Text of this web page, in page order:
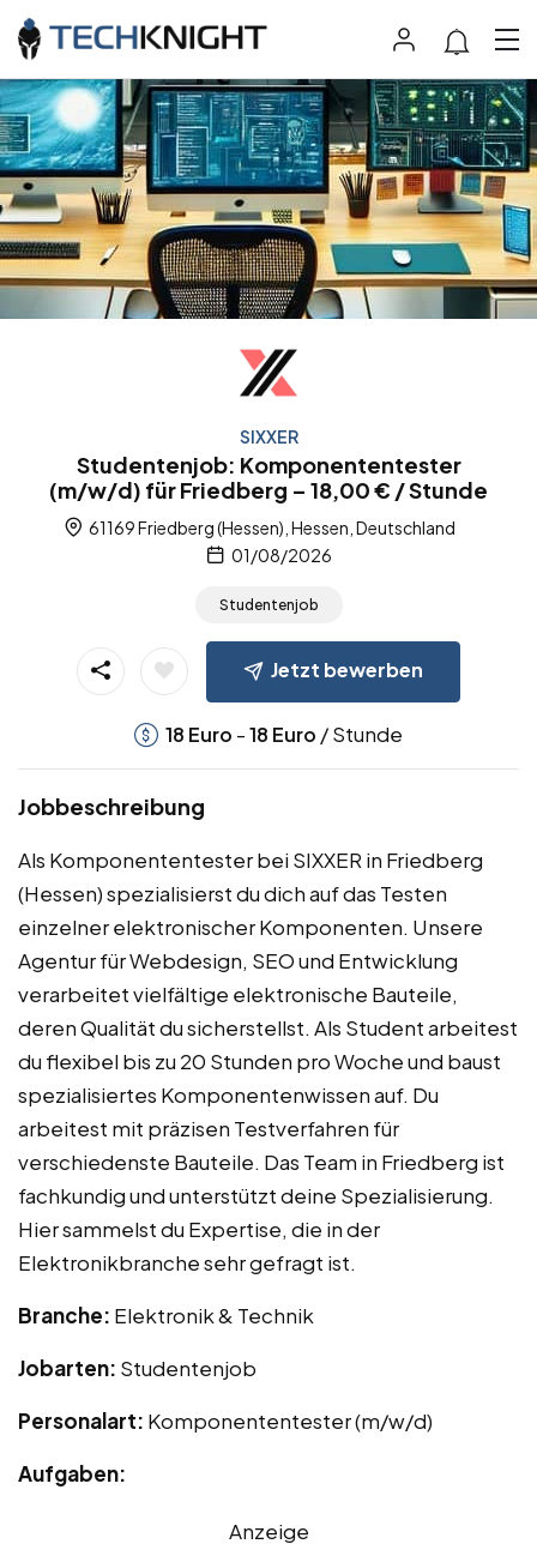
SIXXER
Studentenjob: Komponententester
(m/w/d) für Friedberg – 18,00 € / Stunde
61169 Friedberg (Hessen), Hessen, Deutschland
01/08/2026
Studentenjob
Jetzt bewerben
18 Euro -18 Euro / Stunde
Jobbeschreibung
Als Komponententester bei SIXXER in Friedberg
(Hessen) spezialisierst du dich auf das Testen
einzelner elektronischer Komponenten. Unsere
Agentur für Webdesign, SEO und Entwicklung
verarbeitet vielfältige elektronische Bauteile,
deren Qualität du sicherstellst. Als Student arbeitest
du flexibel bis zu 20 Stunden pro Woche und baust
spezialisiertes Komponentenwissen auf. Du
arbeitest mit präzisen Testverfahren für
verschiedenste Bauteile. Das Team in Friedberg ist
fachkundig und unterstützt deine Spezialisierung.
Hier sammelst du Expertise, die in der
Elektronikbranche sehr gefragt ist.
Branche: Elektronik & Technik
Jobarten: Studentenjob
Personalart: Komponententester (m/w/d)
Aufgaben:
Anzeige